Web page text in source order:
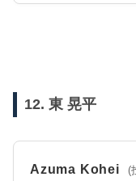
12. 東 晃平
Azuma Kohei (